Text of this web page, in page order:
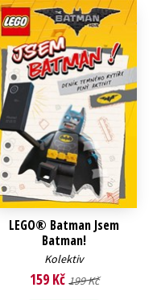
Zdraví a životní styl
LEGO® Batman Jsem
Batman!
Kolektiv
159 Kč 199 Kč